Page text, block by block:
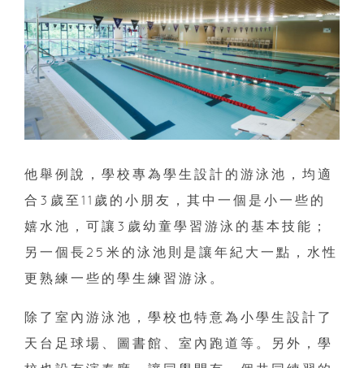
他舉例說，學校專為學生設計的游泳池，均適
合3歲至11歲的小朋友，其中一個是小一些的
嬉水池，可讓3歲幼童學習游泳的基本技能；
另一個長25米的泳池則是讓年紀大一點，水性
更熟練一些的學生練習游泳。
除了室內游泳池，學校也特意為小學生設計了
天台足球場、圖書館、室內跑道等。另外，學